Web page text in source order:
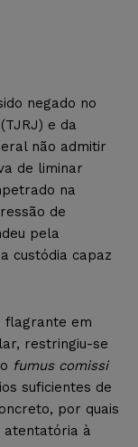
negado no
e da
não admitir
de liminar
na
de
pela
custódia capaz
flagrante em
restringiu-se
fumus comissi
suficientes de
por quais
atentatória à